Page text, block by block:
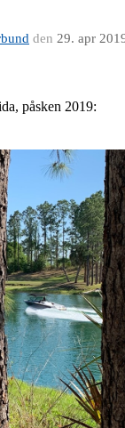
den 29. apr
påsken 2019: